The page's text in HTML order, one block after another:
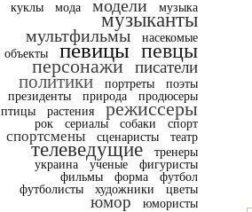
куклы
мода модели музыка
музыканты
мультфильмы
насекомые
объекты
певицы певцы
персонажи писатели
политики портреты
поэты
президенты
природа
продюсеры
птицы
растения режиссеры
рок сериалы собаки спорт
спортсмены сценаристы театр
телеведущие
тренеры
украина
ученые
фигуристы
фильмы
форма
футбол
футболисты
художники цветы
юмор юмористы